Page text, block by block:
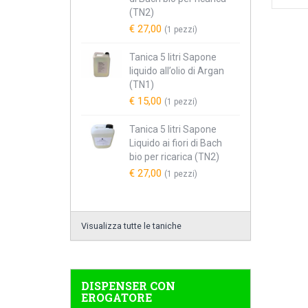
(TN2)
€ 27,00 (1 pezzi)
Tanica 5 litri Sapone
liquido all’olio di Argan
(TN1)
€ 15,00 (1 pezzi)
Tanica 5 litri Sapone
Liquido ai fiori di Bach
bio per ricarica (TN2)
€ 27,00 (1 pezzi)
Visualizza tutte le taniche
DISPENSER CON
EROGATORE